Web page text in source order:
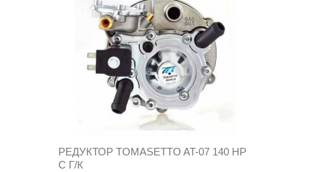
РЕДУКТОР TOMASETTO AT-07 140 HP
С Г/К